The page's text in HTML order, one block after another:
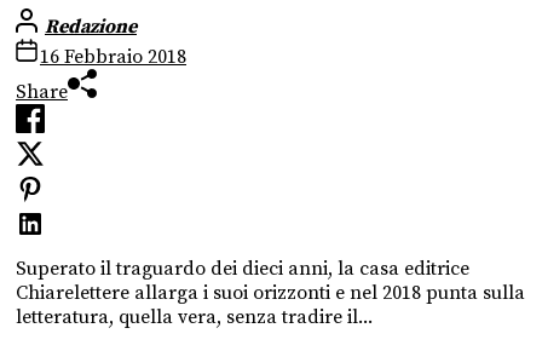
Redazione
16 Febbraio 2018
Share
Superato il traguardo dei dieci anni, la casa editrice
Chiarelettere allarga i suoi orizzonti e nel 2018 punta sulla
letteratura, quella vera, senza tradire il...